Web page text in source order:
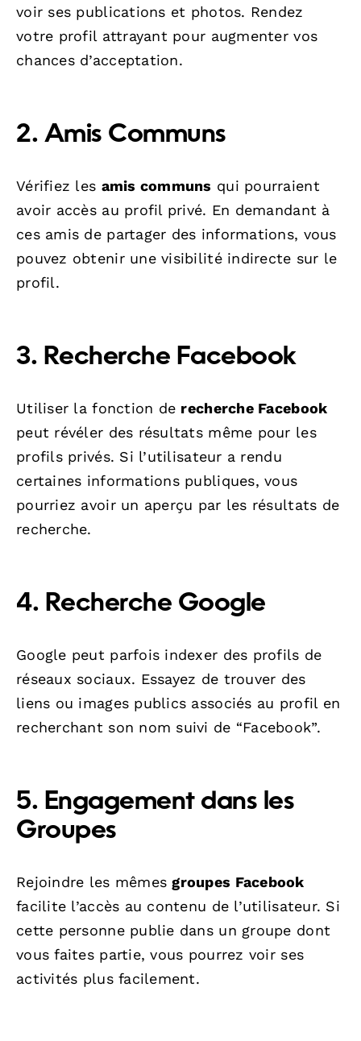
voir ses publications et photos. Rendez
votre profil attrayant pour augmenter vos
chances d’acceptation.
2. Amis Communs
Vérifiez les amis communs qui pourraient
avoir accès au profil privé. En demandant à
ces amis de partager des informations, vous
pouvez obtenir une visibilité indirecte sur le
profil.
3. Recherche Facebook
Utiliser la fonction de recherche Facebook
peut révéler des résultats même pour les
profils privés. Si l’utilisateur a rendu
certaines informations publiques, vous
pourriez avoir un aperçu par les résultats de
recherche.
4. Recherche Google
Google peut parfois indexer des profils de
réseaux sociaux. Essayez de trouver des
liens ou images publics associés au profil en
recherchant son nom suivi de “Facebook”.
5. Engagement dans les
Groupes
Rejoindre les mêmesgroupes Facebook
facilite l’accès au contenu de l’utilisateur. Si
cette personne publie dans un groupe dont
vous faites partie, vous pourrez voir ses
activités plus facilement.